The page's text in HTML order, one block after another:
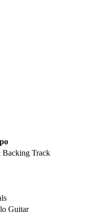
Backing Track
Guitar